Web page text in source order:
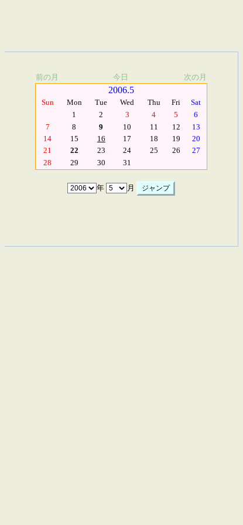
前の月 今日 次の月
2006.5
Sun Mon Tue Wed Thu Fri
Sat
1
2 3 4 5
6
7
8 9 10 11 12
13
14
15 16 17 18 19
20
21
22 23 24 25 26
27
28
29 30 31
年 月